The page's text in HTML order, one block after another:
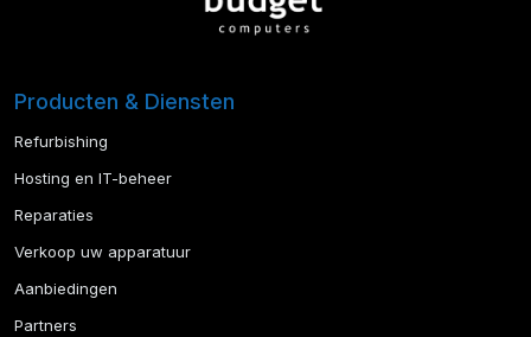
Producten & Diensten
Refurbishing
Hosting en IT-beheer
Reparaties
Verkoop uw apparatuur
Aanbiedingen
Partners